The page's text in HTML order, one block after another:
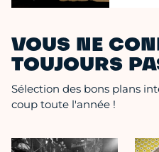
VOUS NE
TOUJOURS
Sélection des bons plans
coup toute l'année !